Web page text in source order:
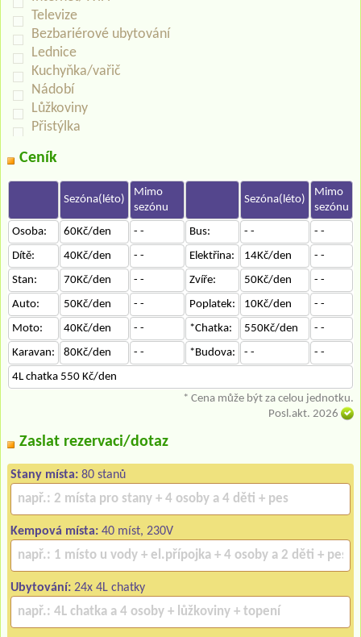
Televize
Bezbariérové ubytování
Lednice
Kuchyňka/vařič
Nádobí
Lůžkoviny
Přistýlka
Ceník
Sezóna(léto)
Mimo
sezónu
Sezóna(léto)
Mimo
sezónu
Osoba:
60Kč/den - - Bus: - -
- -
Dítě:
40Kč/den - - Elektřina: 14Kč/den
- -
Stan:
70Kč/den - - Zvíře: 50Kč/den
- -
Auto:
50Kč/den - - Poplatek: 10Kč/den
- -
Moto:
40Kč/den - - *Chatka: 550Kč/den
- -
Karavan:
80Kč/den - - *Budova: - -
- -
4L chatka 550 Kč/den
* Cena může být za celou jednotku.
Posl.akt. 2026
Zaslat rezervaci/dotaz
Stany místa: 80 stanů
Kempová místa: 40 míst, 230V
Ubytování: 24x 4L chatky